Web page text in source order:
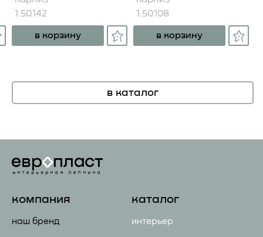
1.50.142
в корзину
1.50.108
в корзину
в каталог
компания
наш бренд
каталог
интерьер